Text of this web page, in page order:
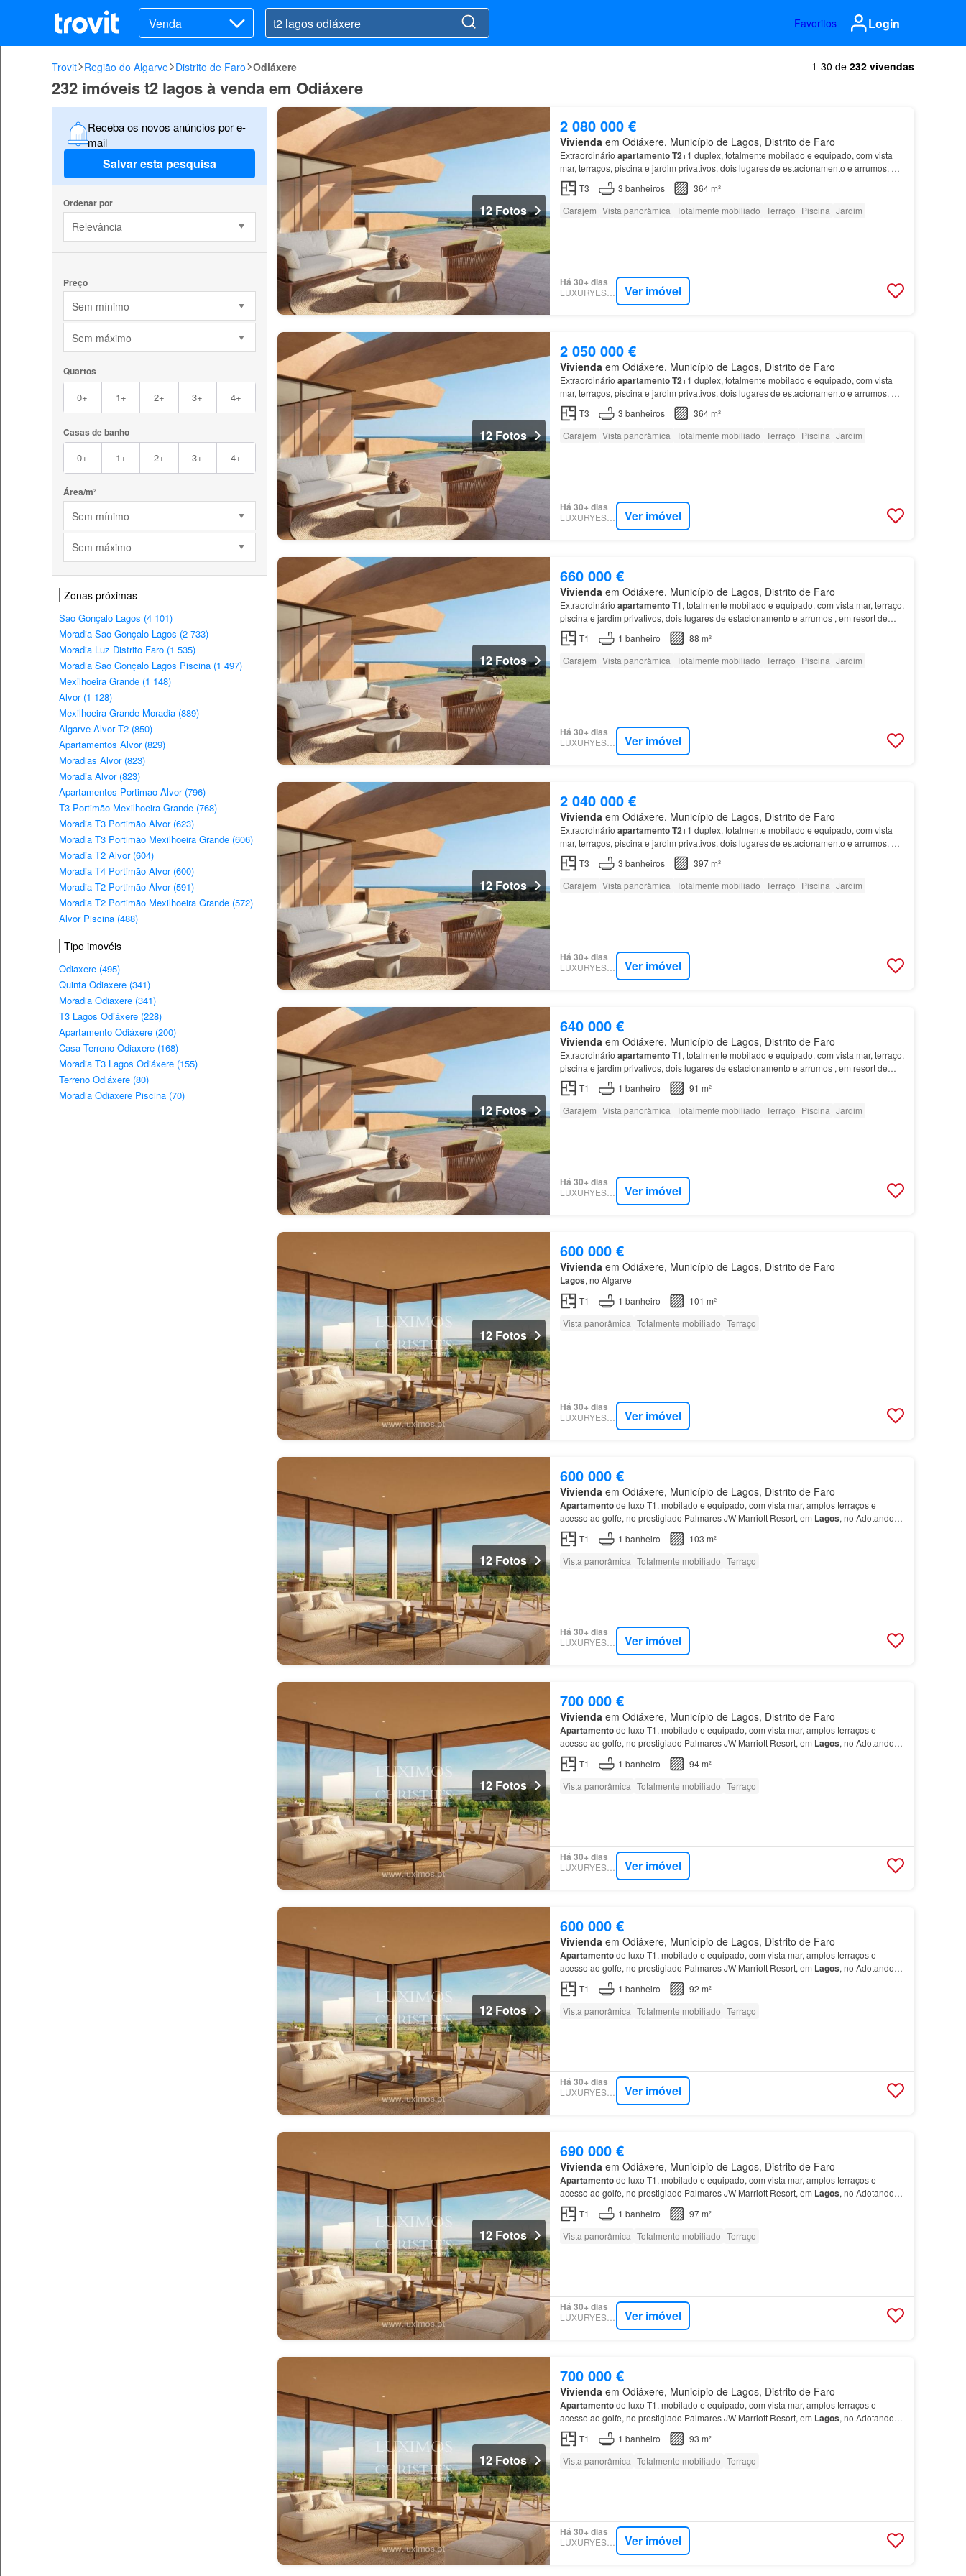
Venda Favoritos Login
Trovit Região do Algarve Distrito de Faro Odiáxere 1-30 de 232 vivendas
232 imóveis t2 lagos à venda em Odiáxere
Receba os novos anúncios por e-
mail
Salvar esta pesquisa
Ordenar por
Relevância
Preço
Sem mínimo
Sem máximo
Quartos
0+ 1+ 2+ 3+ 4+
Casas de banho
0+ 1+ 2+ 3+ 4+
Área/m²
Sem mínimo
Sem máximo
Zonas próximas
Sao Gonçalo Lagos (4 101)
Moradia Sao Gonçalo Lagos (2 733)
Moradia Luz Distrito Faro (1 535)
Moradia Sao Gonçalo Lagos Piscina (1 497)
Mexilhoeira Grande (1 148)
Alvor (1 128)
Mexilhoeira Grande Moradia (889)
Algarve Alvor T2 (850)
Apartamentos Alvor (829)
Moradias Alvor (823)
Moradia Alvor (823)
Apartamentos Portimao Alvor (796)
T3 Portimão Mexilhoeira Grande (768)
Moradia T3 Portimão Alvor (623)
Moradia T3 Portimão Mexilhoeira Grande (606)
Moradia T2 Alvor (604)
Moradia T4 Portimão Alvor (600)
Moradia T2 Portimão Alvor (591)
Moradia T2 Portimão Mexilhoeira Grande (572)
Alvor Piscina (488)
Tipo imovéis
Odiaxere (495)
Quinta Odiaxere (341)
Moradia Odiaxere (341)
T3 Lagos Odiáxere (228)
Apartamento Odiáxere (200)
Casa Terreno Odiaxere (168)
Moradia T3 Lagos Odiáxere (155)
Terreno Odiáxere (80)
Moradia Odiaxere Piscina (70)
12 Fotos
2 080 000 €
Viviendaem Odiáxere, Município de Lagos, Distrito de Faro
Extraordinário apartamentoT2+1 duplex, totalmente mobilado e equipado, com vista
mar, terraços, piscina e jardim privativos, dois lugares de estacionamento e arrumos, em
resort de golfe junto à Meia Praia, em
T3 3 banheiros
364 m²
Garajem Vista panorâmica Totalmente mobiliado Terraço Piscina Jardim
Há 30+ dias
LUXURYESTATE Ver imóvel
12 Fotos
2 050 000 €
Vivienda em Odiáxere, Município de Lagos, Distrito de Faro
Extraordinário apartamentoT2+1 duplex, totalmente mobilado e equipado, com vista
mar, terraços, piscina e jardim privativos, dois lugares de estacionamento e arrumos, em
resort de golfe junto à Meia Praia, em
T3 3 banheiros
364 m²
Garajem Vista panorâmica Totalmente mobiliado Terraço Piscina Jardim
Há 30+ dias
LUXURYESTATE Ver imóvel
12 Fotos
660 000 €
Vivienda em Odiáxere, Município de Lagos, Distrito de Faro
Extraordinário apartamentoT1, totalmente mobilado e equipado, com vista mar, terraço,
piscina e jardim privativos, dois lugares de estacionamento e arrumos , em resort de
golfe junto à Meia Praia, emLagos
T1 1 banheiro
88 m²
Garajem Vista panorâmica Totalmente mobiliado Terraço Piscina Jardim
Há 30+ dias
LUXURYESTATE Ver imóvel
12 Fotos
2 040 000 €
Vivienda em Odiáxere, Município de Lagos, Distrito de Faro
Extraordinário apartamentoT2+1 duplex, totalmente mobilado e equipado, com vista
mar, terraços, piscina e jardim privativos, dois lugares de estacionamento e arrumos, em
resort de golfe junto à Meia Praia, em
T3 3 banheiros
397 m²
Garajem Vista panorâmica Totalmente mobiliado Terraço Piscina Jardim
Há 30+ dias
LUXURYESTATE Ver imóvel
12 Fotos
640 000 €
Vivienda em Odiáxere, Município de Lagos, Distrito de Faro
Extraordinário apartamentoT1, totalmente mobilado e equipado, com vista mar, terraço,
piscina e jardim privativos, dois lugares de estacionamento e arrumos , em resort de
golfe junto à Meia Praia, emLagos
T1 1 banheiro
91 m²
Garajem Vista panorâmica Totalmente mobiliado Terraço Piscina Jardim
Há 30+ dias
LUXURYESTATE Ver imóvel
12 Fotos
600 000 €
Vivienda em Odiáxere, Município de Lagos, Distrito de Faro
Lagos, no Algarve
T1
1 banheiro
101 m²
Vista panorâmica Totalmente mobiliado Terraço
Há 30+ dias
LUXURYESTATE Ver imóvel
12 Fotos
600 000 €
Vivienda em Odiáxere, Município de Lagos, Distrito de Faro
Apartamentode luxo T1, mobilado e equipado, com vista mar, amplos terraços e
acesso ao golfe, no prestigiado Palmares JW Marriott Resort, em Lagos, no Adotando
as cores e texturas do ambiente natural, o
T1 1 banheiro
103 m²
Vista panorâmica Totalmente mobiliado Terraço
Há 30+ dias
LUXURYESTATE Ver imóvel
12 Fotos
700 000 €
Vivienda em Odiáxere, Município de Lagos, Distrito de Faro
Apartamentode luxo T1, mobilado e equipado, com vista mar, amplos terraços e
acesso ao golfe, no prestigiado Palmares JW Marriott Resort, em Lagos, no Adotando
as cores e texturas do ambiente natural, o
T1 1 banheiro
94 m²
Vista panorâmica Totalmente mobiliado Terraço
Há 30+ dias
LUXURYESTATE Ver imóvel
12 Fotos
600 000 €
Vivienda em Odiáxere, Município de Lagos, Distrito de Faro
Apartamentode luxo T1, mobilado e equipado, com vista mar, amplos terraços e
acesso ao golfe, no prestigiado Palmares JW Marriott Resort, em Lagos, no Adotando
as cores e texturas do ambiente natural, o
T1 1 banheiro
92 m²
Vista panorâmica Totalmente mobiliado Terraço
Há 30+ dias
LUXURYESTATE Ver imóvel
12 Fotos
690 000 €
Vivienda em Odiáxere, Município de Lagos, Distrito de Faro
Apartamentode luxo T1, mobilado e equipado, com vista mar, amplos terraços e
acesso ao golfe, no prestigiado Palmares JW Marriott Resort, em Lagos, no Adotando
as cores e texturas do ambiente natural, o
T1 1 banheiro
97 m²
Vista panorâmica Totalmente mobiliado Terraço
Há 30+ dias
LUXURYESTATE Ver imóvel
12 Fotos
700 000 €
Vivienda em Odiáxere, Município de Lagos, Distrito de Faro
Apartamentode luxo T1, mobilado e equipado, com vista mar, amplos terraços e
acesso ao golfe, no prestigiado Palmares JW Marriott Resort, em Lagos, no Adotando
as cores e texturas do ambiente natural, o
T1 1 banheiro
93 m²
Vista panorâmica Totalmente mobiliado Terraço
Há 30+ dias
LUXURYESTATE Ver imóvel